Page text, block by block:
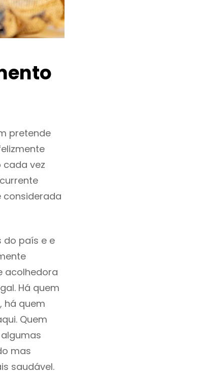
pretende
vez
considerada
do país e e
acolhedora
Há quem
há quem
Quem
mas
saudável.